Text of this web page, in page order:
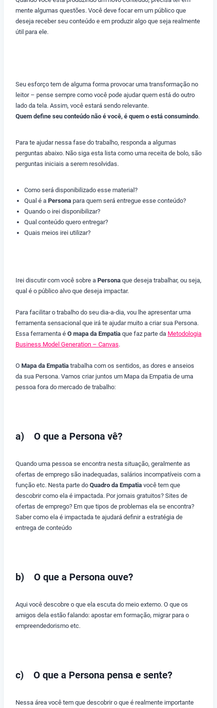
mente algumas questões. Você deve focar em um público que
deseja receber seu conteúdo e em produzir algo que seja realmente
útil para ele.
Seu esforço tem de alguma forma provocar uma transformação no
leitor – pense sempre como você pode ajudar quem está do outro
lado da tela. Assim, você estará sendo relevante.
Quem define seu conteúdo não é você, é quem o está consumindo.
Para te ajudar nessa fase do trabalho, responda a algumas
perguntas abaixo. Não siga esta lista como uma receita de bolo, são
perguntas iniciais a serem resolvidas.
Como será disponibilizado esse material?
Qual é a Persona para quem será entregue esse conteúdo?
Quando o irei disponibilizar?
Qual conteúdo quero entregar?
Quais meios irei utilizar?
Irei discutir com você sobre a Persona que deseja trabalhar, ou seja,
qual é o público alvo que deseja impactar.
Para facilitar o trabalho do seu dia-a-dia, vou lhe apresentar uma
ferramenta sensacional que irá te ajudar muito a criar sua Persona.
Essa ferramenta é O mapa da Empatia que faz parte da Metodologia
Business Model Generation – Canvas.
O Mapa da Empatia trabalha com os sentidos, as dores e anseios
da sua Persona. Vamos criar juntos um Mapa da Empatia de uma
pessoa fora do mercado de trabalho:
a) O que a Persona vê?
Quando uma pessoa se encontra nesta situação, geralmente as
ofertas de emprego são inadequadas, salários incompatíveis com a
função etc. Nesta parte do Quadro da Empatia você tem que
descobrir como ela é impactada. Por jornais gratuitos? Sites de
ofertas de emprego? Em que tipos de problemas ela se encontra?
Saber como ela é impactada te ajudará definir a estratégia de
entrega de conteúdo
b) O que a Persona ouve?
Aqui você descobre o que ela escuta do meio externo. O que os
amigos dela estão falando: apostar em formação, migrar para o
empreendedorismo etc.
c) O que a Persona pensa e sente?
Nessa área você tem que descobrir o que é realmente importante